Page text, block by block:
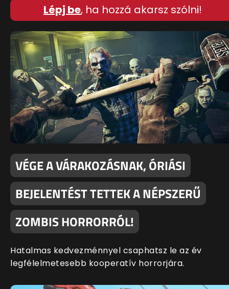
Lépj be, ha hozzá akarsz szólni!
VÉGE A VÁRAKOZÁSNAK, ÓRIÁSI
BEJELENTÉST TETTEK A NÉPSZERŰ
ZOMBIS HORRORRÓL!
Hatalmas kedvezménnyel csaphatsz le az év
legfélelmetesebb kooperatív horrorjára.